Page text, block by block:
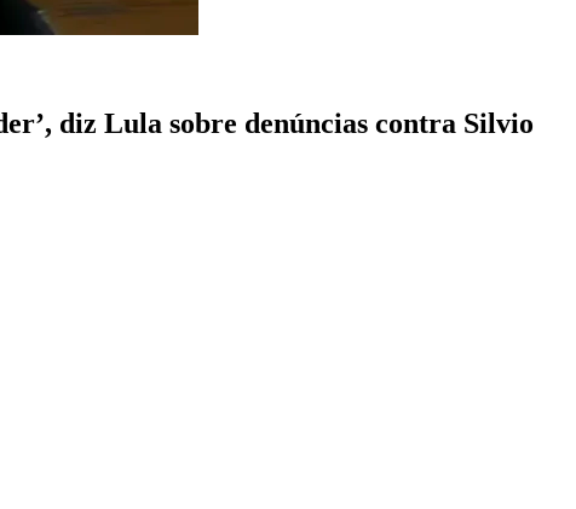
diz Lula sobre denúncias contra Silvio